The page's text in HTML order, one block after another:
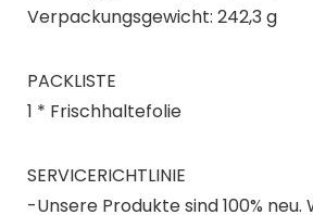
Verpackungsgewicht: 242,3 g
PACKLISTE
1 * Frischhaltefolie
SERVICERICHTLINIE
-Unsere Produkte sind 100% neu.